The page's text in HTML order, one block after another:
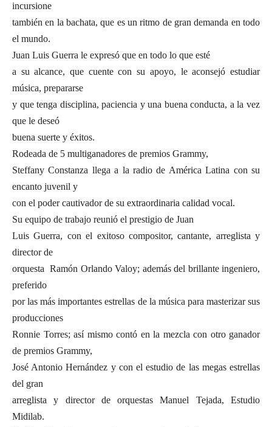
incursione
también en la bachata, que es un ritmo de gran demanda en todo
el mundo.
Juan Luis Guerra le expresó que en todo lo que esté
a su alcance, que cuente con su apoyo, le aconsejó estudiar
música, prepararse
y que tenga disciplina, paciencia y una buena conducta, a la vez
que le deseó
buena suerte y éxitos.
Rodeada de 5 multiganadores de premios Grammy,
Steffany Constanza llega a la radio de América Latina con su
encanto juvenil y
con el poder cautivador de su extraordinaria calidad vocal.
Su equipo de trabajo reunió el prestigio de Juan
Luis Guerra, con el exitoso compositor, cantante, arreglista y
director de
orquesta Ramón Orlando Valoy; además del brillante ingeniero,
preferido
por las más importantes estrellas de la música para masterizar sus
producciones
Ronnie Torres; así mismo contó en la mezcla con otro ganador
de premios Grammy,
José Antonio Hernández y con el estudio de las megas estrellas
del gran
arreglista y director de orquestas Manuel Tejada, Estudio
Midilab.